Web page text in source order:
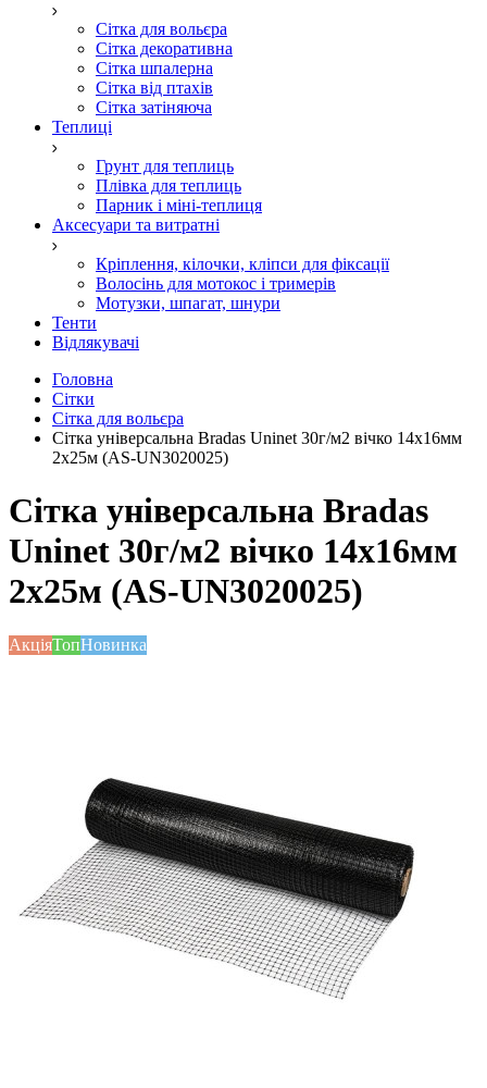
Сітка для вольєра
Сітка декоративна
Сітка шпалерна
Сітка від птахів
Сітка затіняюча
Теплиці
Грунт для теплиць
Плівка для теплиць
Парник і міні-теплиця
Аксесуари та витратні
Кріплення, кілочки, кліпси для фіксації
Волосінь для мотокос і тримерів
Мотузки, шпагат, шнури
Тенти
Відлякувачі
Головна
Сітки
Сітка для вольєра
Сітка універсальна Bradas Uninet 30г/м2 вічко 14х16мм
2х25м (AS-UN3020025)
Сітка універсальна Bradas
Uninet 30г/м2 вічко 14х16мм
2х25м (AS-UN3020025)
АкціяТопНовинка